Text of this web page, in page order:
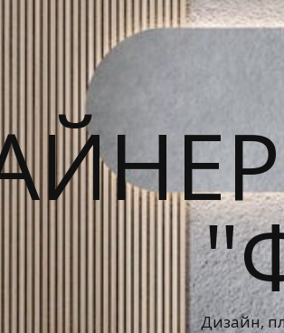
Дизайн,